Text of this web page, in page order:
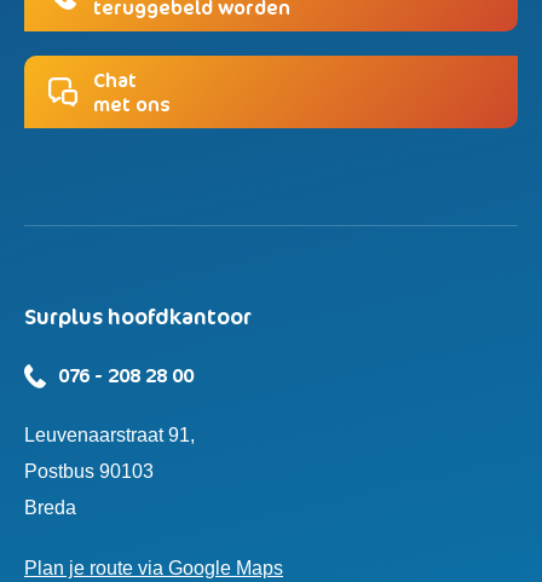
teruggebeld worden
Chat
met ons
Surplus hoofdkantoor
076 - 208 28 00
Leuvenaarstraat 91,
Postbus 90103
Breda
Plan je route via Google Maps